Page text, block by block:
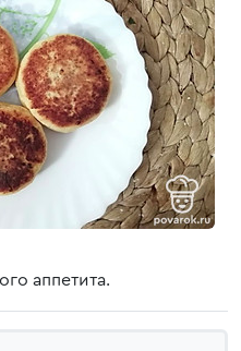
аппетита.